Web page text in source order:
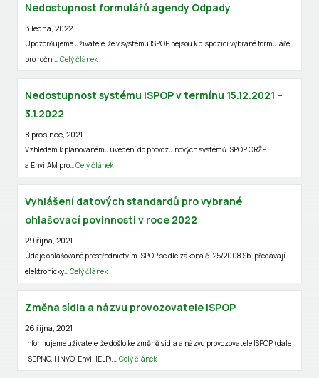
Nedostupnost formulářů agendy Odpady
3 ledna, 2022
Upozorňujeme uživatele, že v systému ISPOP nejsou k dispozici vybrané formuláře
pro roční…Celý článek
Nedostupnost systému ISPOP v termínu 15.12.2021 –
3.1.2022
8 prosince, 2021
Vzhledem k plánovanému uvedení do provozu nových systémů ISPOP, CRŽP
a EnviIAM pro…Celý článek
Vyhlášení datových standardů pro vybrané
ohlašovací povinnosti v roce 2022
29 října, 2021
Údaje ohlašované prostřednictvím ISPOP se dle zákona č. 25/2008 Sb. předávají
elektronicky…Celý článek
Změna sídla a názvu provozovatele ISPOP
26 října, 2021
Informujeme uživatele, že došlo ke změně sídla a názvu provozovatele ISPOP (dále
i SEPNO, HNVO, EnviHELP),…Celý článek